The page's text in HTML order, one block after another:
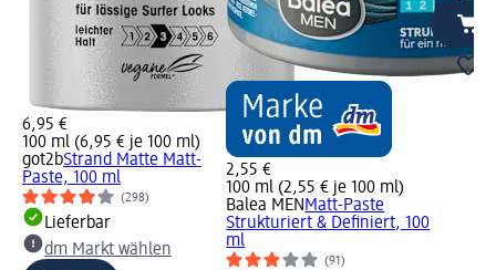
6,95 €
100 ml (6,95 € je 100 ml)
got2bStrand Matte Matt-
Paste, 100 ml
(298)
Lieferbar
dm Markt wählen
2,55 €
100 ml (2,55 € je 100 ml)
Balea MEN Matt-Paste
Strukturiert & Definiert, 100
ml
(91)